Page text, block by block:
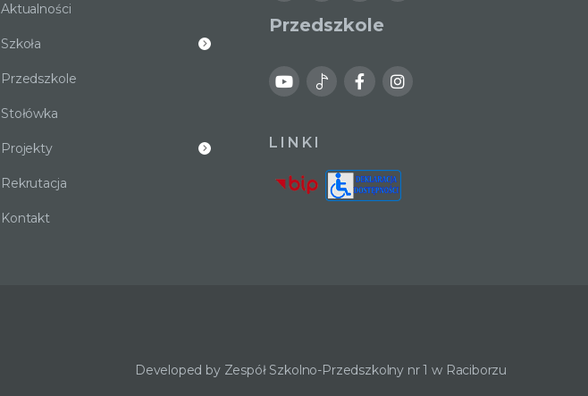
Aktualności
Szkoła
Przedszkole
Stołówka
Projekty
Rekrutacja
Kontakt
Przedszkole
LINKI
Developed by Zespół Szkolno-Przedszkolny nr 1 w Raciborzu